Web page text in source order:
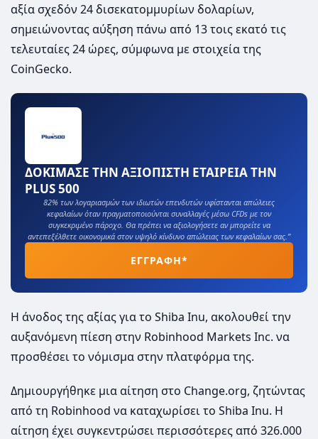
αξία σχεδόν 24 δισεκατομμυρίων δολαρίων,
σημειώνοντας αύξηση πάνω από 13 τοις εκατό τις
τελευταίες 24 ώρες, σύμφωνα με στοιχεία της
CoinGecko.
ΔΟΚΙΜΑΣΕ ΤΗΝ ΑΞΙΟΠΙΣΤΗ ΕΤΑΙΡΕΙΑ ΤΗΝ
PLUS 500
82% των λογαριασμών των ιδιωτών επενδυτών υφίστανται απώλειες
κεφαλαίων όταν πραγματοποιούνται συναλλαγές μέσω CFDs με τον
συγκεκριμένο πάροχο. Θα πρέπει να αξιολογήσετε αν μπορείτε να
αντεπεξέλθετε οικονομικά στον υψηλό κίνδυνο απώλειας των κεφαλαίων σας.”
ΕΓΓΡΑΦΗ*
Η άνοδος της αξίας για το Shiba Inu, ακολουθεί την
αυξανόμενη πίεση στην Robinhood Markets Inc. να
προσθέσει το νόμισμα στην πλατφόρμα της.
Δημιουργήθηκε μια αίτηση στο Change.org, ζητώντας
από τη Robinhood να καταχωρίσει το Shiba Inu. Η
αίτηση έχει συγκεντρώσει περισσότερες από 326.000